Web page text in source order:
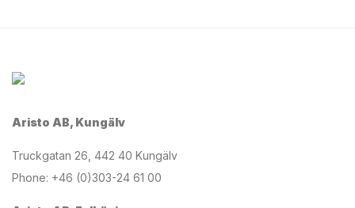
Aristo AB, Kungälv
Truckgatan 26, 442 40 Kungälv
Phone: +46 (0)303-24 61 00